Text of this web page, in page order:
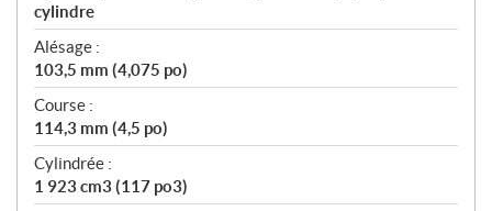
cylindre
Alésage :
103,5 mm (4,075 po)
Course :
114,3 mm (4,5 po)
Cylindrée :
1 923 cm3 (117 po3)